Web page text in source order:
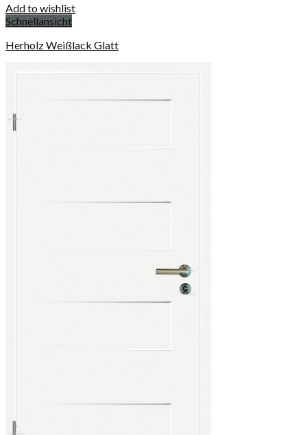
Add to wishlist
Schnellansicht
Herholz Weißlack Glatt